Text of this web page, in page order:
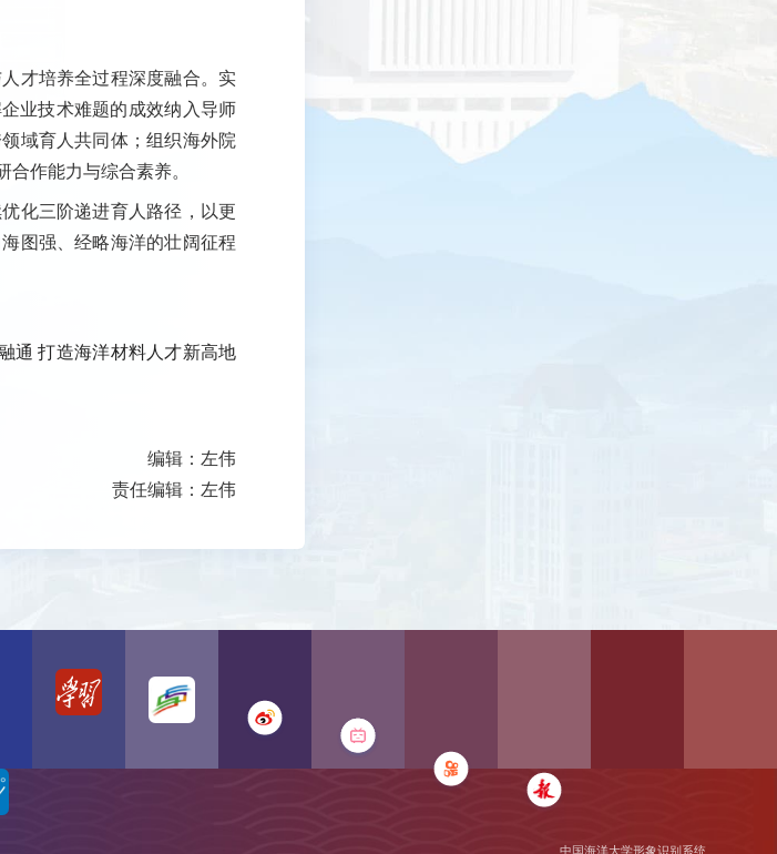
才培养全过程深度融合。实
业技术难题的成效纳入导师
域育人共同体；组织海外院
作能力与综合素养。
化三阶递进育人路径，以更
图强、经略海洋的壮阔征程
通 打造海洋材料人才新高地
编辑：左伟
责任编辑：左伟
中国海洋大学形象识别系统